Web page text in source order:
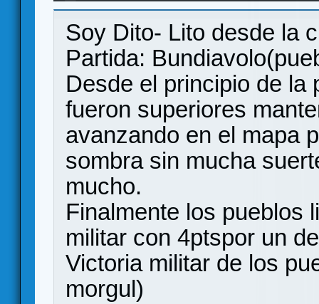
ANILLO/ 6ª Ronda
Soy Dito- Lito desde la
Partida:
Desde el principio de la
fueron superiores
avanzando en el mapa
sombra sin mucha
mucho.
Finalmente los pueblos
militar con 4ptspor un
Victoria militar de los
morgul)